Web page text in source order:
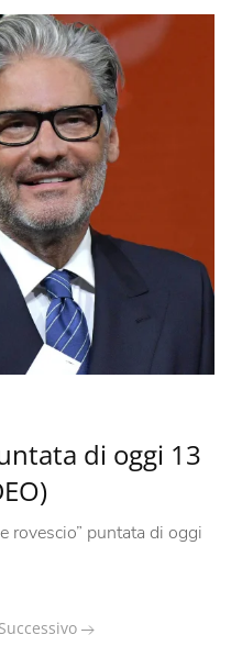
di oggi 13
rovescio” puntata di oggi
Successivo